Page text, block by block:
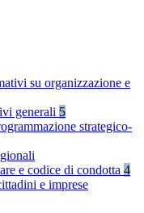
su organizzazione e
generali 5
strategico-
e codice di condotta 4
e imprese